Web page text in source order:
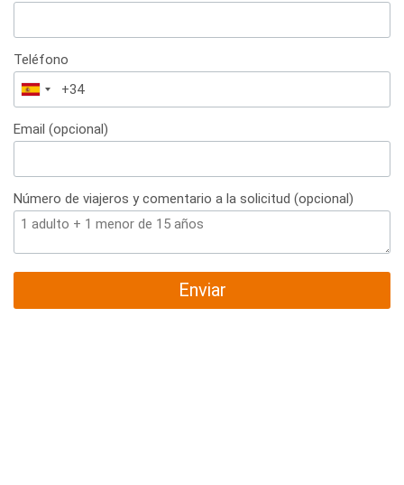
Teléfono
España
+34
Email (opcional)
Número de viajeros y comentario a la solicitud (opcional)
Enviar